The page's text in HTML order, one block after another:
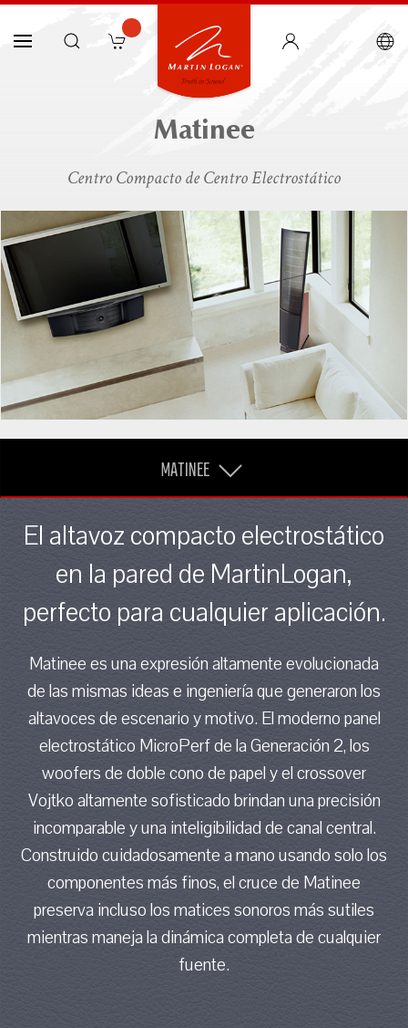
Matinee
Centro Compacto de Centro Electrostático
MATINEE
El altavoz compacto electrostático
en la pared de MartinLogan,
perfecto para cualquier aplicación.
Matinee es una expresión altamente evolucionada
de las mismas ideas e ingeniería que generaron los
altavoces de escenario y motivo. El moderno panel
electrostático MicroPerf de la Generación 2, los
woofers de doble cono de papel y el crossover
Vojtko altamente sofisticado brindan una precisión
incomparable y una inteligibilidad de canal central.
Construido cuidadosamente a mano usando solo los
componentes más finos, el cruce de Matinee
preserva incluso los matices sonoros más sutiles
mientras maneja la dinámica completa de cualquier
fuente.